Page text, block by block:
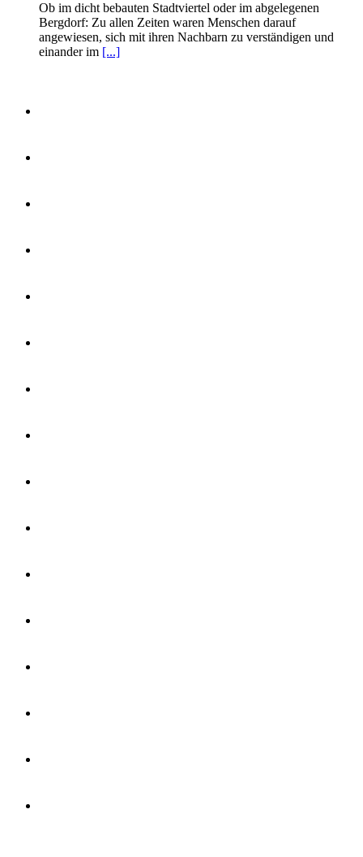
Ob im dicht bebauten Stadtviertel oder im abgelegenen
Bergdorf: Zu allen Zeiten waren Menschen darauf
angewiesen, sich mit ihren Nachbarn zu verständigen und
einander im [...]